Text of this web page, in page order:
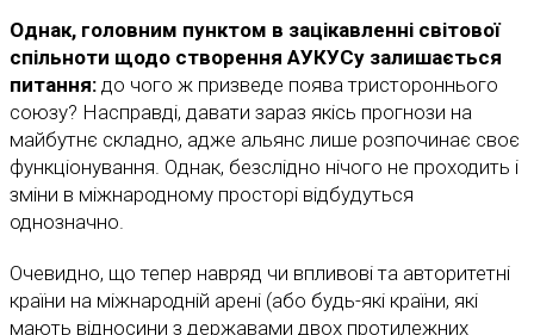
Однак, головним пунктом в зацікавленні світової
спільноти щодо створення АУКУСу залишається
питання: до чого ж призведе поява тристороннього
союзу? Насправді, давати зараз якісь прогнози на
майбутнє складно, адже альянс лише розпочинає своє
функціонування. Однак, безслідно нічого не проходить і
зміни в міжнародному просторі відбудуться
однозначно.
Очевидно, що тепер навряд чи впливові та авторитетні
країни на міжнародній арені (або будь-які країни, які
мають відносини з державами двох протилежних